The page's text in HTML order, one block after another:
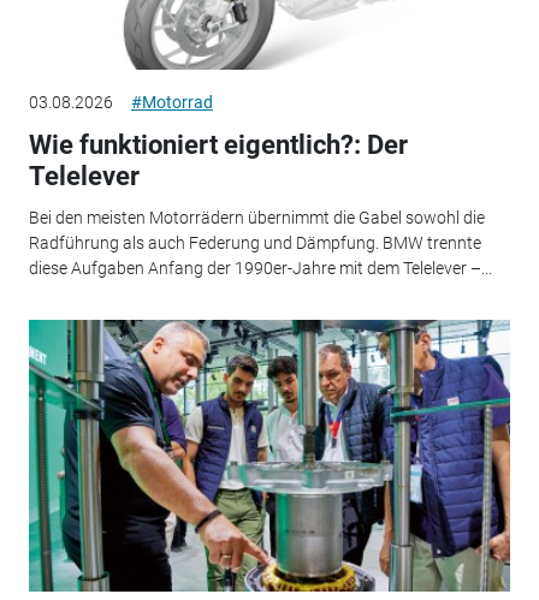
03.08.2026 #Motorrad
Wie funktioniert eigentlich?: Der
Telelever
Bei den meisten Motorrädern übernimmt die Gabel sowohl die
Radführung als auch Federung und Dämpfung. BMW trennte
diese Aufgaben Anfang der 1990er-Jahre mit dem Telelever –...